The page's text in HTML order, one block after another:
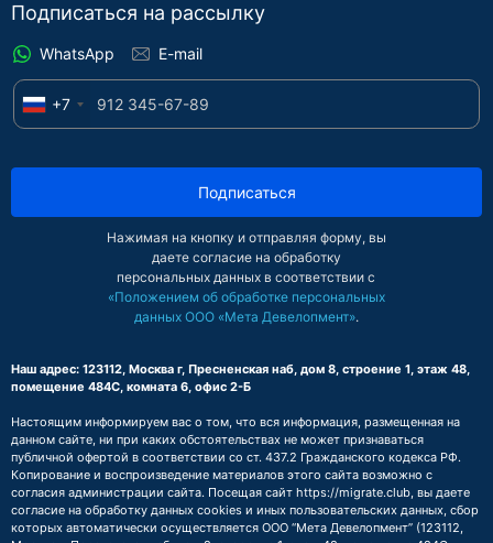
Подписаться на рассылку
WhatsApp E-mail
+7
Подписаться
Нажимая на кнопку и отправляя форму, вы
даете согласие на обработку
персональных данных в соответствии с
«Положением об обработке персональных
данных ООО «Мета Девелопмент».
Наш адрес: 123112, Москва г, Пресненская наб, дом 8, строение 1, этаж 48,
помещение 484С, комната 6, офис 2-Б
Настоящим информируем вас о том, что вся информация, размещенная на
данном сайте, ни при каких обстоятельствах не может признаваться
публичной офертой в соответствии со ст. 437.2 Гражданского кодекса РФ.
Копирование и воспроизведение материалов этого сайта возможно с
согласия администрации сайта. Посещая сайт https://migrate.club, вы даете
согласие на обработку данных cookies и иных пользовательских данных, сбор
которых автоматически осуществляется ООО “Мета Девелопмент” (123112,